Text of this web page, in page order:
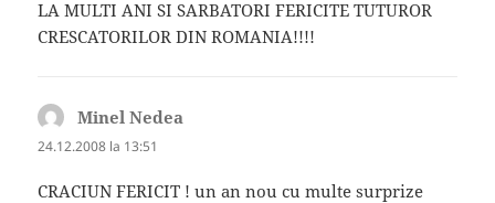
LA MULTI ANI SI SARBATORI FERICITE TUTUROR
CRESCATORILOR DIN ROMANIA!!!!
Minel Nedea
24.12.2008 la 13:51
CRACIUN FERICIT ! un an nou cu multe surprize